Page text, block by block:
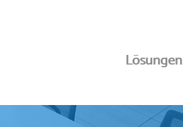
Lösungen